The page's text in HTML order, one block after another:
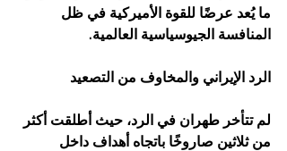
ما يُعد عرضًا للقوة الأميركية في ظل
المنافسة الجيوسياسية العالمية.
الرد الإيراني والمخاوف من التصعيد
لم تتأخر طهران في الرد، حيث أطلقت أكثر
من ثلاثين صاروخًا باتجاه أهداف داخل